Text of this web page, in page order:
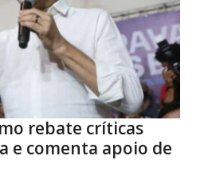
rebate críticas
e comenta apoio de